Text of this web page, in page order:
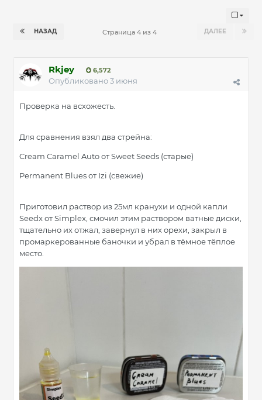
НАЗАД ДАЛЕЕ
Страница 4 из 4
Rkjey 6,572
Опубликовано3 июня
Проверка на всхожесть.
Для сравнения взял два стрейна:
Cream Caramel Auto от Sweet Seeds (старые)
Permanent Blues от Izi (свежие)
Приготовил раствор из 25мл кранухи и одной капли
Seedx от Simplex, смочил этим раствором ватные диски,
тщательно их отжал, завернул в них орехи, закрыл в
промаркерованные баночки и убрал в тёмное тёплое
место.